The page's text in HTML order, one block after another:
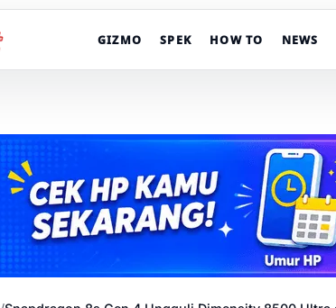
GIZMO SPEK HOW TO NEWS